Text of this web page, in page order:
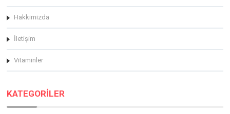
Hakkimizda
İletişim
Vitaminler
KATEGORİLER